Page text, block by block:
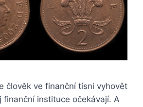
člověk ve finanční tísni vyhovět
finanční instituce očekávají. A